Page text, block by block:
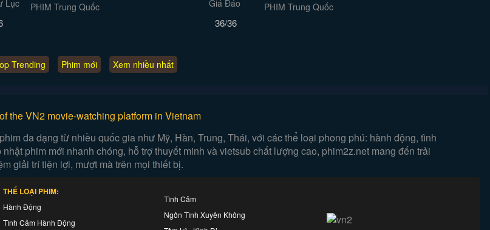
PHIM Trung Quốc PHIM Trung Quốc
36/36
Trending Phim mới Xem nhiều nhất
the VN2 movie-watching platform in Vietnam
đa dạng từ nhiều quốc gia như Mỹ, Hàn, Trung, Thái, với các thể loại phong phú: hành động, tình
phim mới nhanh chóng, hỗ trợ thuyết minh và vietsub chất lượng cao, phim2z.net mang đến trải
giải trí tiện lợi, mượt mà trên mọi thiết bị.
THỂ LOẠI PHIM:
Hành Động
Tình Cảm Hành Động
Tình Cảm
Ngôn Tình Xuyên Không